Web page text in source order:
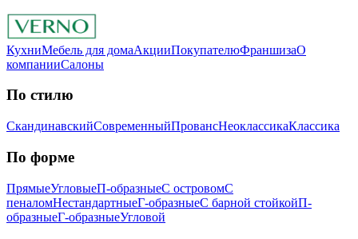
КухниМебель для домаАкцииПокупателюФраншизаО
компанииСалоны
По стилю
СкандинавскийСовременныйПровансНеоклассикаКлассика
Пo фopмe
ПрямыеУгловыеП-образныеС островомС
пеналомНестандартныеГ-образныеС барной стойкойП-
образныеГ-образныеУгловой